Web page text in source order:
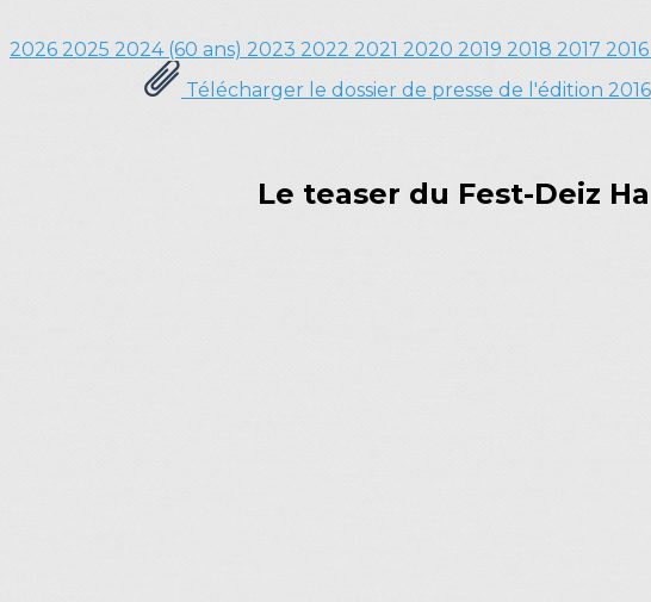
2026 2025 2024 (60 ans) 2023 2022 2021 2020 2019 2018 2017 2016
Télécharger le dossier de presse de l'édition 2016
Le teaser du Fest-Deiz Ha